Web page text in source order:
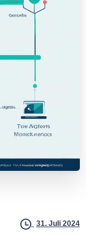
31. Juli 2024